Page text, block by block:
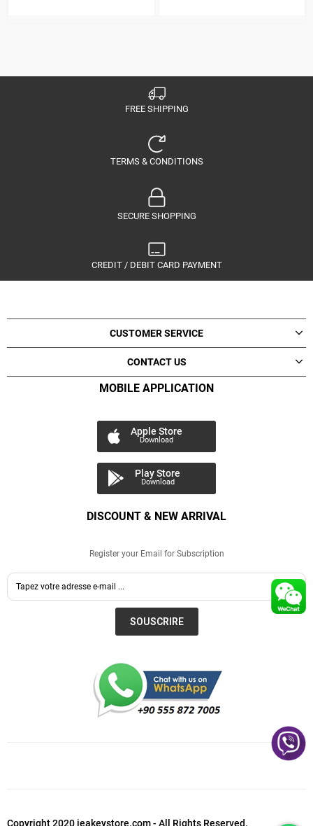
FREE SHIPPING
TERMS & CONDITIONS
SECURE SHOPPING
CREDIT / DEBIT CARD PAYMENT
CUSTOMER SERVICE
CONTACT US
MOBILE APPLICATION
Apple Store
Download
Play Store
Download
DISCOUNT & NEW ARRIVAL
Register your Email for Subscription
SOUSCRIRE
Copyright 2020 ieakeystore.com - All Rights Reserved.